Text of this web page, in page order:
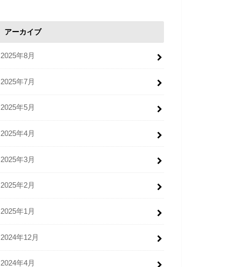
アーカイブ
2025年8月
2025年7月
2025年5月
2025年4月
2025年3月
2025年2月
2025年1月
2024年12月
2024年4月